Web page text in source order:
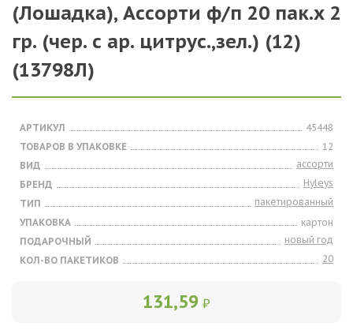
(Лошадка), Ассорти ф/п 20 пак.х 2
гр. (чер. с ар. цитрус.,зел.) (12)
(13798Л)
АРТИКУЛ
45448
ТОВАРОВ В УПАКОВКЕ
12
ВИД
ассорти
БРЕНД
Hyleys
ТИП
пакетированный
УПАКОВКА
картон
ПОДАРОЧНЫЙ
новый год
КОЛ-ВО ПАКЕТИКОВ
20
131,59 ₽